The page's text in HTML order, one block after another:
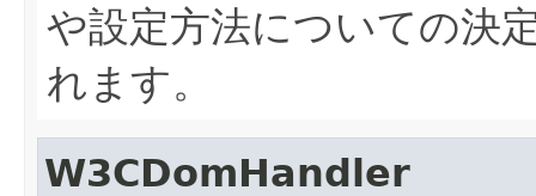
や設定方法についての決
れます。
W3CDomHandler